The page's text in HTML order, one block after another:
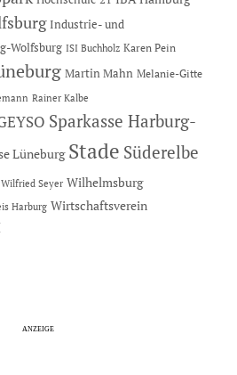
Industrie- und
Wolfsburg ISI Buchholz Karen Pein
Martin Mahn Melanie-Gitte
Rainer Kalbe
Sparkasse Harburg-
Lüneburg Stade Süderelbe
Wilfried Seyer Wilhelmsburg
Harburg Wirtschaftsverein